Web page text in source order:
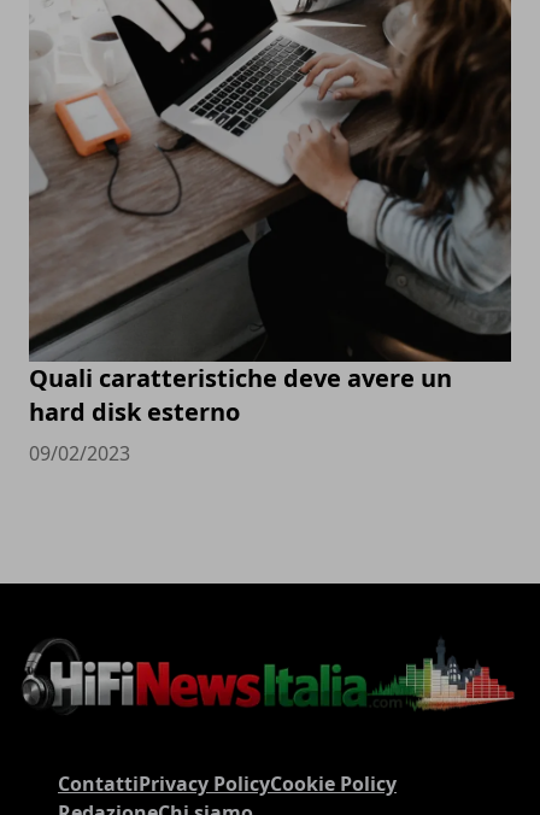
Quali caratteristiche deve avere un
hard disk esterno
09/02/2023
ContattiPrivacy PolicyCookie Policy